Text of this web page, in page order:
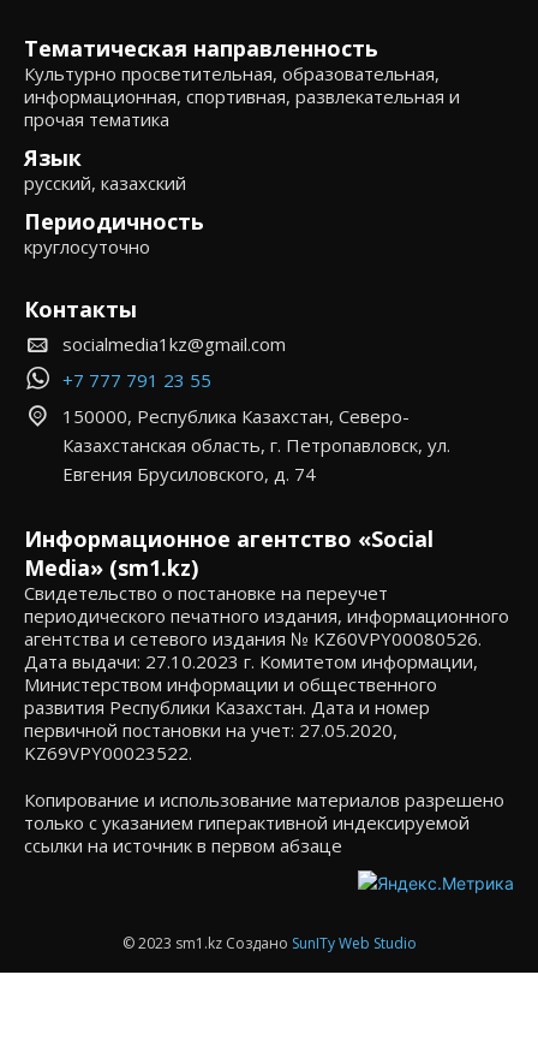
Тематическая направленность
Культурно просветительная, образовательная,
информационная, спортивная, развлекательная и
прочая тематика
Язык
русский, казахский
Периодичность
круглосуточно
Контакты
socialmedia1kz@gmail.com
+7 777 791 23 55
150000, Республика Казахстан, Северо-
Казахстанская область, г. Петропавловск, ул.
Евгения Брусиловского, д. 74
Информационное агентство «Social
Media» (sm1.kz)
Свидетельство о постановке на переучет
периодического печатного издания, информационного
агентства и сетевого издания № KZ60VPY00080526.
Дата выдачи: 27.10.2023 г. Комитетом информации,
Министерством информации и общественного
развития Республики Казахстан. Дата и номер
первичной постановки на учет: 27.05.2020,
KZ69VPY00023522.
Копирование и использование материалов разрешено
только с указанием гиперактивной индексируемой
ссылки на источник в первом абзаце
© 2023 sm1.kz Создано SunITy Web Studio